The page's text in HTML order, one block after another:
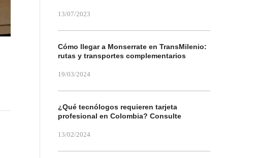
13/07/2023
Cómo llegar a Monserrate en TransMilenio:
rutas y transportes complementarios
19/03/2024
¿Qué tecnólogos requieren tarjeta
profesional en Colombia? Consulte
13/02/2024